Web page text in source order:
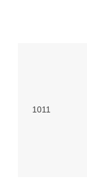
1011